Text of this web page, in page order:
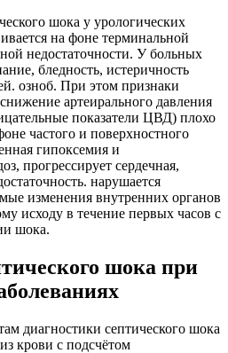
шока у урологических
на фоне терминальной
недостаточности. У больных
бледность, истеричность
озноб. При этом признаки
артеирального давления
показатели ЦВД) плохо
частого и поверхностного
гипоксемия и
прогрессирует сердечная,
нарушается
изменения внутренних органов
исходу в течение первых часов с
шока.
шока при
диагностики септического шока
крови с подсчётом